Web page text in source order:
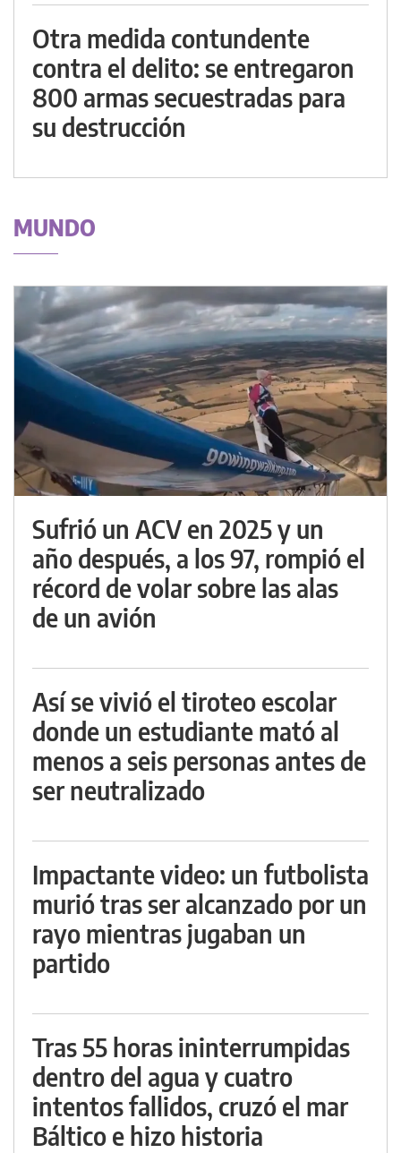
Otra medida contundente
contra el delito: se entregaron
800 armas secuestradas para
su destrucción
MUNDO
Sufrió un ACV en 2025 y un
año después, a los 97, rompió el
récord de volar sobre las alas
de un avión
Así se vivió el tiroteo escolar
donde un estudiante mató al
menos a seis personas antes de
ser neutralizado
Impactante video: un futbolista
murió tras ser alcanzado por un
rayo mientras jugaban un
partido
Tras 55 horas ininterrumpidas
dentro del agua y cuatro
intentos fallidos, cruzó el mar
Báltico e hizo historia